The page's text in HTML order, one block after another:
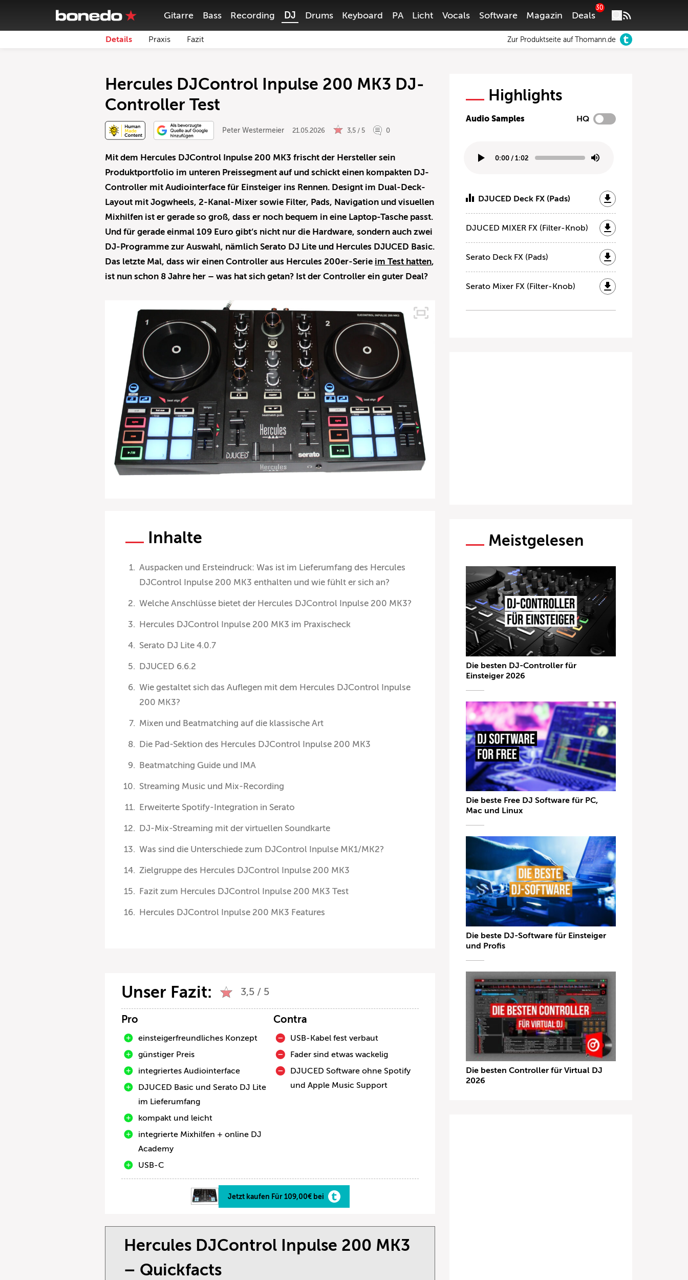
Gitarre Bass Recording DJ Drums Keyboard PA Licht Vocals Software Magazin Deals
30
Details Praxis Fazit Zur Produktseite auf Thomann.de
Hercules DJControl Inpulse 200 MK3 DJ-
Controller Test
Peter Westermeier 21.05.2026 3,5 / 5 0
Mit dem Hercules DJControl Inpulse 200 MK3 frischt der Hersteller sein
Produktportfolio im unteren Preissegment auf und schickt einen kompakten DJ-
Controller mit Audiointerface für Einsteiger ins Rennen. Designt im Dual-Deck-
Layout mit Jogwheels, 2-Kanal-Mixer sowie Filter, Pads, Navigation und visuellen
Mixhilfen ist er gerade so groß, dass er noch bequem in eine Laptop-Tasche passt.
Und für gerade einmal 109 Euro gibt‘s nicht nur die Hardware, sondern auch zwei
DJ-Programme zur Auswahl, nämlich Serato DJ Lite und Hercules DJUCED Basic.
Das letzte Mal, dass wir einen Controller aus Hercules 200er-Serie im Test hatten,
ist nun schon 8 Jahre her – was hat sich getan? Ist der Controller ein guter Deal?
Inhalte
Auspacken und Ersteindruck: Was ist im Lieferumfang des Hercules
DJControl Inpulse 200 MK3 enthalten und wie fühlt er sich an?
Welche Anschlüsse bietet der Hercules DJControl Inpulse 200 MK3?
Hercules DJControl Inpulse 200 MK3 im Praxischeck
Serato DJ Lite 4.0.7
DJUCED 6.6.2
Wie gestaltet sich das Auflegen mit dem Hercules DJControl Inpulse
200 MK3?
Mixen und Beatmatching auf die klassische Art
Die Pad-Sektion des Hercules DJControl Inpulse 200 MK3
Beatmatching Guide und IMA
Streaming Music und Mix-Recording
Erweiterte Spotify-Integration in Serato
DJ-Mix-Streaming mit der virtuellen Soundkarte
Was sind die Unterschiede zum DJControl Inpulse MK1/MK2?
Zielgruppe des Hercules DJControl Inpulse 200 MK3
Fazit zum Hercules DJControl Inpulse 200 MK3 Test
Hercules DJControl Inpulse 200 MK3 Features
Unser Fazit: 3,5 / 5
Pro
einsteigerfreundliches Konzept
günstiger Preis
integriertes Audiointerface
DJUCED Basic und Serato DJ Lite
im Lieferumfang
kompakt und leicht
integrierte Mixhilfen + online DJ
Academy
USB-C
Contra
USB-Kabel fest verbaut
Fader sind etwas wackelig
DJUCED Software ohne Spotify
und Apple Music Support
Jetzt kaufen Für 109,00€ bei
Hercules DJControl Inpulse 200 MK3
– Quickfacts
Highlights
Audio Samples HQ
0:00 / 1:02
DJUCED Deck FX (Pads)
DJUCED MIXER FX (Filter-Knob)
Serato Deck FX (Pads)
Serato Mixer FX (Filter-Knob)
Meistgelesen
Die besten DJ-Controller für
Einsteiger 2026
Die beste Free DJ Software für PC,
Mac und Linux
Die beste DJ-Software für Einsteiger
und Profis
Die besten Controller für Virtual DJ
2026